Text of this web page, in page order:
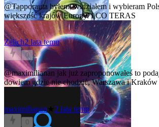
@Tapporautabyłem, widziałem i wybieram
większość krajów Europy. I CO TERAS
Zelich2 lata temu
0
@maximilianan jak już zaproponowałeś to
dowiem gdzie nie chodzić, Warszawa i Kraków
maximilianan 2 lata temu
0